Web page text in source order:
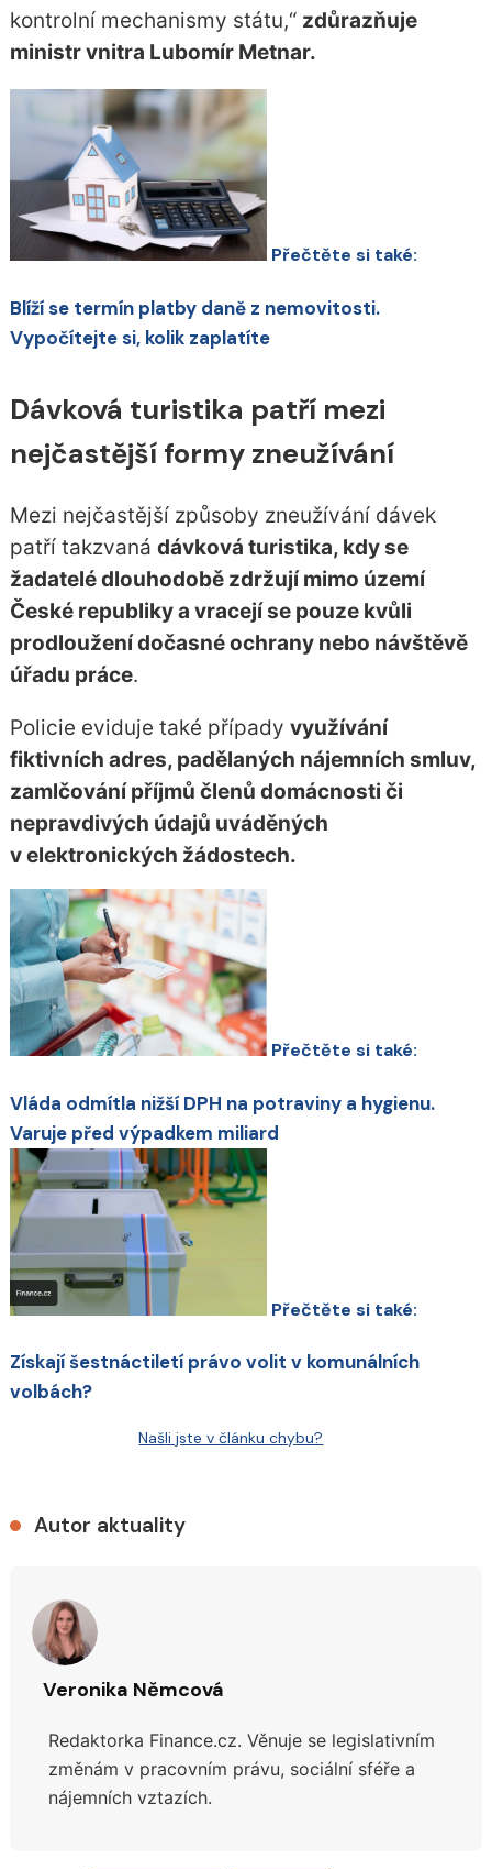
kontrolní mechanismy státu,“ zdůrazňuje
ministr vnitra Lubomír Metnar.
Přečtěte si také:
Blíží se termín platby daně z nemovitosti.
Vypočítejte si, kolik zaplatíte
Dávková turistika patří mezi
nejčastější formy zneužívání
Mezi nejčastější způsoby zneužívání dávek
patří takzvaná dávková turistika, kdy se
žadatelé dlouhodobě zdržují mimo území
České republiky a vracejí se pouze kvůli
prodloužení dočasné ochrany nebo návštěvě
úřadu práce.
Policie eviduje také případy využívání
fiktivních adres, padělaných nájemních smluv,
zamlčování příjmů členů domácnosti či
nepravdivých údajů uváděných
v elektronických žádostech.
Přečtěte si také:
Vláda odmítla nižší DPH na potraviny a hygienu.
Varuje před výpadkem miliard
Přečtěte si také:
Získají šestnáctiletí právo volit v komunálních
volbách?
Našli jste v článku chybu?
Autor aktuality
Veronika Němcová
Redaktorka Finance.cz. Věnuje se legislativním
změnám v pracovním právu, sociální sféře a
nájemních vztazích.